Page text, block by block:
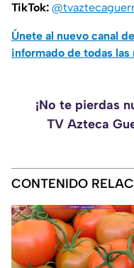
TikTok:
Únete al nuevo canal
informado de todas
¡No te pierdas
TV Azteca
CONTENIDO